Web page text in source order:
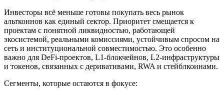
Инвесторы всё меньше готовы покупать весь рынок
альткоинов как единый сектор. Приоритет смещается к
проектам с понятной ликвидностью, работающей
экосистемой, реальными комиссиями, устойчивым спросом на
сеть и институциональной совместимостью. Это особенно
важно для DeFi-проектов, L1-блокчейнов, L2-инфраструктуры
и токенов, связанных с деривативами, RWA и стейблкоинами.
Сегменты, которые остаются в фокусе: